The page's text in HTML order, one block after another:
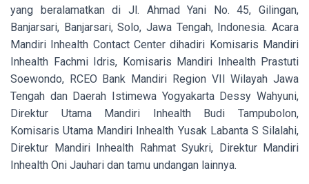
yang beralamatkan di Jl. Ahmad Yani No. 45, Gilingan,
Banjarsari, Banjarsari, Solo, Jawa Tengah, Indonesia. Acara
Mandiri Inhealth Contact Center dihadiri Komisaris Mandiri
Inhealth Fachmi Idris, Komisaris Mandiri Inhealth Prastuti
Soewondo, RCEO Bank Mandiri Region VII Wilayah Jawa
Tengah dan Daerah Istimewa Yogyakarta Dessy Wahyuni,
Direktur Utama Mandiri Inhealth Budi Tampubolon,
Komisaris Utama Mandiri Inhealth Yusak Labanta S Silalahi,
Direktur Mandiri Inhealth Rahmat Syukri, Direktur Mandiri
Inhealth Oni Jauhari dan tamu undangan lainnya.